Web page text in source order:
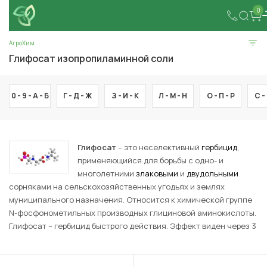
0
АгроХим
Глифосат изопропиламинной соли
0 - 9 -А - Б Г - Д -Ж З - И - К Л - М - Н О - П - Р С -
Глифосат – это неселективный гербицид,
применяющийся для борьбы с одно- и
многолетними злаковыми и двудольными
сорняками на сельскохозяйственных угодьях и землях
муниципального назначения. Относится к химической группе
N-фосфонометильных производных глициновой аминокислоты.
Глифосат – гербицид быстрого действия. Эффект виден через 3
наблюдается через 7 суток. При благоприятной погоде гибель